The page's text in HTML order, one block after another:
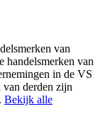
van
handelsmerken van
in de VS
van derden zijn
Bekijk alle